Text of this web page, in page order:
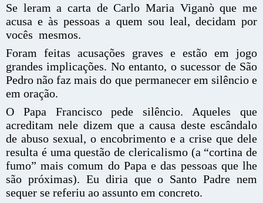
Se leram a carta de Carlo Maria Viganò que me
acusa e às pessoas a quem sou leal, decidam por
vocês mesmos.
Foram feitas acusações graves e estão em jogo
grandes implicações. No entanto, o sucessor de São
Pedro não faz mais do que permanecer em silêncio e
em oração.
O Papa Francisco pede silêncio. Aqueles que
acreditam nele dizem que a causa deste escândalo
de abuso sexual, o encobrimento e a crise que dele
resulta é uma questão de clericalismo (a “cortina de
fumo” mais comum do Papa e das pessoas que lhe
são próximas). Eu diria que o Santo Padre nem
sequer se referiu ao assunto em concreto.